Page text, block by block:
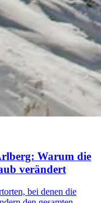
Warum die
verändert
bei denen die